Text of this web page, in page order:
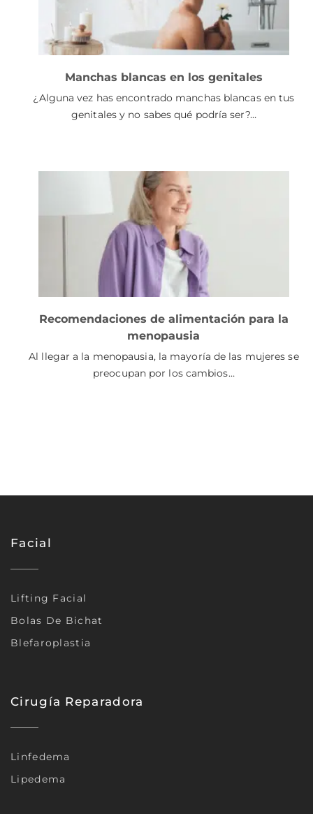
Manchas blancas en los genitales
¿Alguna vez has encontrado manchas blancas en tus
genitales y no sabes qué podría ser?…
Recomendaciones de alimentación para la
menopausia
Al llegar a la menopausia, la mayoría de las mujeres se
preocupan por los cambios…
Facial
Lifting Facial
Bolas De Bichat
Blefaroplastia
Cirugía Reparadora
Linfedema
Lipedema